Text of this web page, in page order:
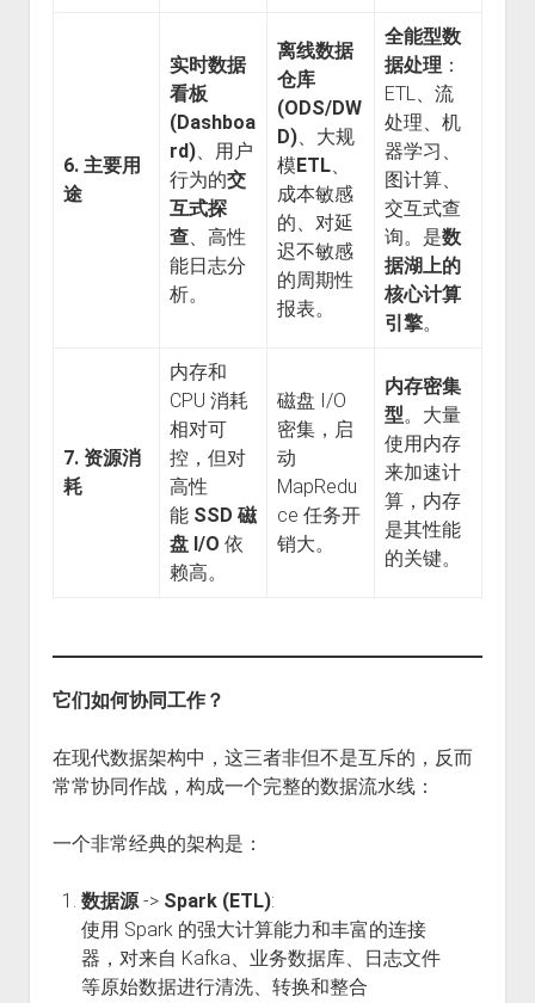
6. 主要用
途
实时数据
看板
(Dashboa
rd)、用户
行为的交
互式探
查、高性
能日志分
析。
离线数据
仓库
(ODS/DW
D)、大规
模ETL、
成本敏感
的、对延
迟不敏感
的周期性
报表。
全能型数
据处理 ：
ETL、流
处理、机
器学习、
图计算、
交互式查
询。是数
据湖上的
核心计算
引擎。
7. 资源消
耗
内存和
CPU 消耗
相对可
控，但对
高性
能 SSD 磁
盘 I/O 依
赖高。
磁盘 I/O
密集，启
动
MapRedu
ce 任务开
销大。
内存密集
型。大量
使用内存
来加速计
算，内存
是其性能
的关键。
它们如何协同工作？
在现代数据架构中，这三者非但不是互斥的，反而
常常协同作战，构成一个完整的数据流水线：
一个非常经典的架构是：
数据源-> Spark (ETL):
使用 Spark 的强大计算能力和丰富的连接
器，对来自 Kafka、业务数据库、日志文件
等原始数据进行清洗、转换和整合